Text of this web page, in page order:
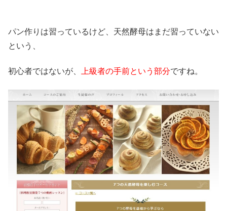
パン作りは習っているけど、天然酵母はまだ習っていない
という、
初心者ではないが、 上級者の手前という部分ですね。